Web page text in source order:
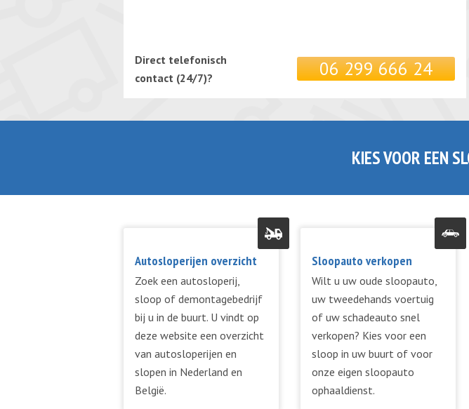
Direct telefonisch
contact (24/7)?
06 299 666 24
KIES VOOR EEN
Autosloperijen overzicht
Zoek een autosloperij,
sloop of demontagebedrijf
bij u in de buurt. U vindt op
deze website een overzicht
van autosloperijen en
slopen in Nederland en
België.
Sloopauto verkopen
Wilt u uw oude sloopauto,
uw tweedehands voertuig
of uw schadeauto snel
verkopen? Kies voor een
sloop in uw buurt of voor
onze eigen sloopauto
ophaaldienst.